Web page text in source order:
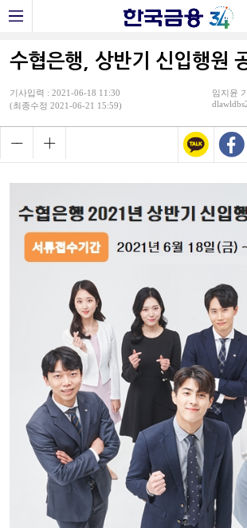
수협은행, 상반기 신입행원
기사입력 : 2021-06-18 11:30
(최종수정 2021-06-21 15:59)
임지윤